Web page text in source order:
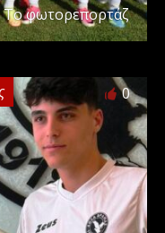
φωτορεπορτάζ
0